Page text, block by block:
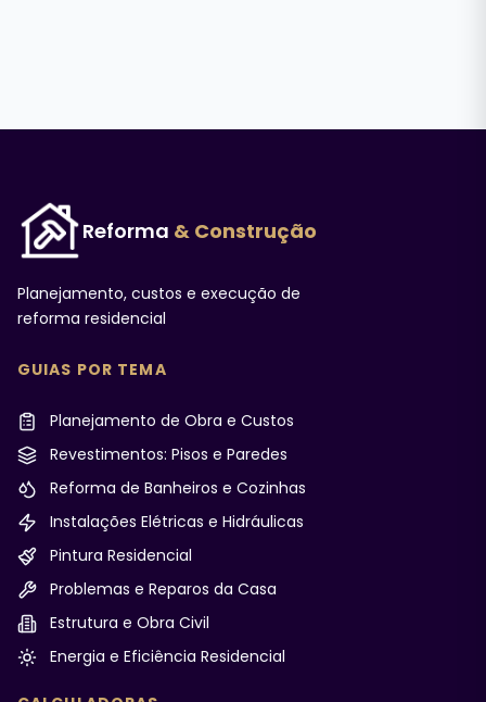
Reforma & Construção
Planejamento, custos e execução de
reforma residencial
GUIAS POR TEMA
Planejamento de Obra e Custos
Revestimentos: Pisos e Paredes
Reforma de Banheiros e Cozinhas
Instalações Elétricas e Hidráulicas
Pintura Residencial
Problemas e Reparos da Casa
Estrutura e Obra Civil
Energia e Eficiência Residencial